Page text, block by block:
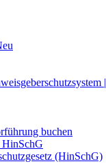
buchen
HinSchG
(HinSchG)